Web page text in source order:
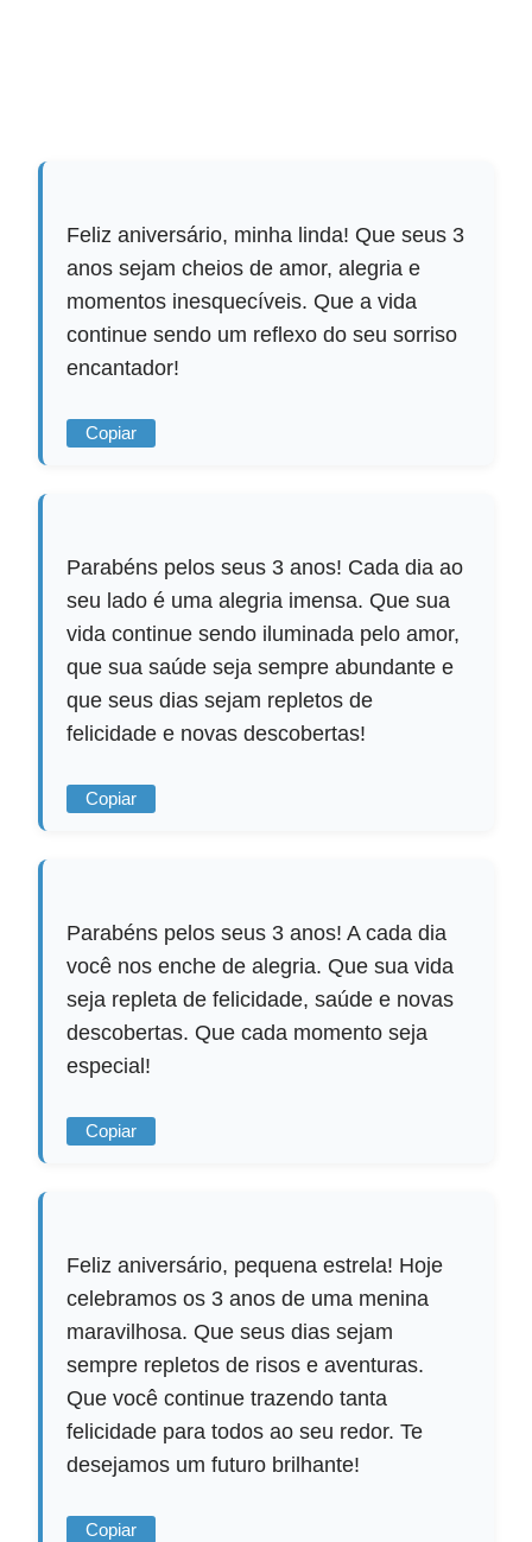
Feliz aniversário, minha linda! Que seus 3
anos sejam cheios de amor, alegria e
momentos inesquecíveis. Que a vida
continue sendo um reflexo do seu sorriso
encantador!
Copiar
Parabéns pelos seus 3 anos! Cada dia ao
seu lado é uma alegria imensa. Que sua
vida continue sendo iluminada pelo amor,
que sua saúde seja sempre abundante e
que seus dias sejam repletos de
felicidade e novas descobertas!
Copiar
Parabéns pelos seus 3 anos! A cada dia
você nos enche de alegria. Que sua vida
seja repleta de felicidade, saúde e novas
descobertas. Que cada momento seja
especial!
Copiar
Feliz aniversário, pequena estrela! Hoje
celebramos os 3 anos de uma menina
maravilhosa. Que seus dias sejam
sempre repletos de risos e aventuras.
Que você continue trazendo tanta
felicidade para todos ao seu redor. Te
desejamos um futuro brilhante!
Copiar